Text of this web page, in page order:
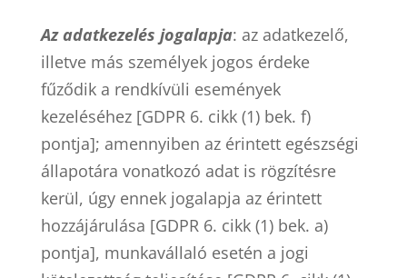
Az adatkezelés jogalapja: az adatkezelő,
illetve más személyek jogos érdeke
fűződik a rendkívüli események
kezeléséhez [GDPR 6. cikk (1) bek. f)
pontja]; amennyiben az érintett egészségi
állapotára vonatkozó adat is rögzítésre
kerül, úgy ennek jogalapja az érintett
hozzájárulása [GDPR 6. cikk (1) bek. a)
pontja], munkavállaló esetén a jogi